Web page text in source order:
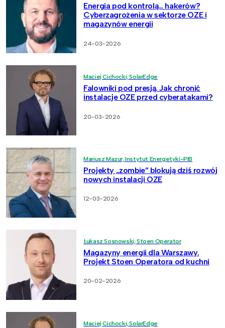
Energia pod kontrolą… hakerów?
Cyberzagrożenia w sektorze OZE i
magazynów energii
24-03-2026
Maciej Cichocki, SolarEdge
Falowniki pod presją. Jak chronić
instalacje OZE przed cyberatakami?
20-03-2026
Mariusz Mazur, Instytut Energetyki-PIB
Projekty „zombie” blokują dziś rozwój
nowych instalacji OZE
12-03-2026
Łukasz Sosnowski, Stoen Operator
Magazyny energii dla Warszawy.
Projekt Stoen Operatora od kuchni
20-02-2026
Maciej Cichocki, SolarEdge